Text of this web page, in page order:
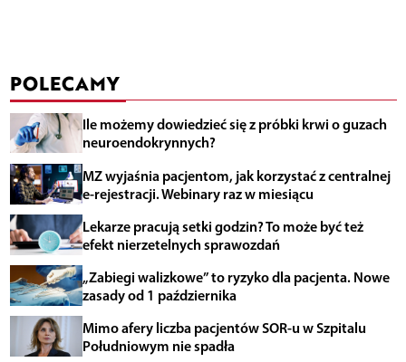
POLECAMY
Ile możemy dowiedzieć się z próbki krwi o guzach
neuroendokrynnych?
MZ wyjaśnia pacjentom, jak korzystać z centralnej
e-rejestracji. Webinary raz w miesiącu
Lekarze pracują setki godzin? To może być też
efekt nierzetelnych sprawozdań
„Zabiegi walizkowe” to ryzyko dla pacjenta. Nowe
zasady od 1 października
Mimo afery liczba pacjentów SOR-u w Szpitalu
Południowym nie spadła